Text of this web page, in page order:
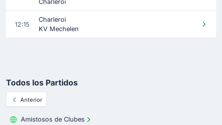
Charleroi
12:15
Charleroi
KV Mechelen
Todos los Partidos
Anterior
Amistosos de Clubes